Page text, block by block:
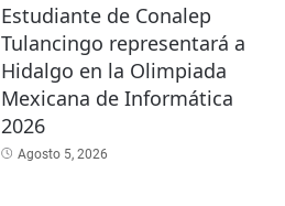
Estudiante de Conalep
Tulancingo representará a
Hidalgo en la Olimpiada
Mexicana de Informática
2026
Agosto 5, 2026